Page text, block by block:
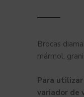
Brocas
mármol,
Para utilizar
variador de